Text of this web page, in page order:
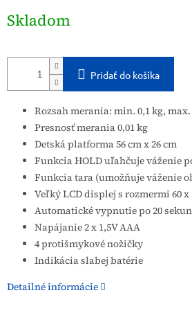
cena:
Skladom
Pridať do košíka
Rozsah merania: min. 0,1 kg, max.
Presnosť merania 0,01 kg
Detská platforma 56 cm x 26 cm
Funkcia HOLD uľahčuje váženie
Funkcia tara (umožňuje váženie
Veľký LCD displej s rozmermi 60 x
Automatické vypnutie po 20
Napájanie 2 x 1,5V AAA
4 protišmykové nožičky
Indikácia slabej batérie
Detailné informácie